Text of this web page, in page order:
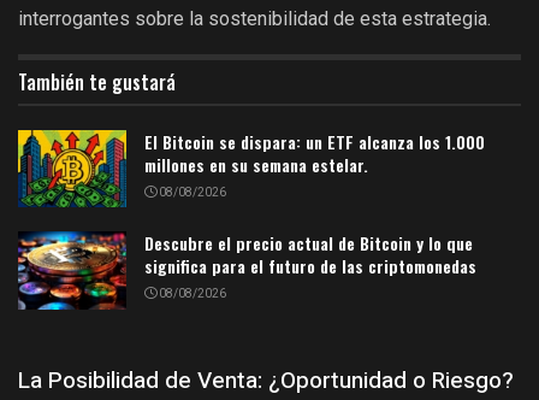
interrogantes sobre la sostenibilidad de esta estrategia.
También te gustará
El Bitcoin se dispara: un ETF alcanza los 1.000
millones en su semana estelar.
08/08/2026
Descubre el precio actual de Bitcoin y lo que
significa para el futuro de las criptomonedas
08/08/2026
La Posibilidad de Venta: ¿Oportunidad o Riesgo?